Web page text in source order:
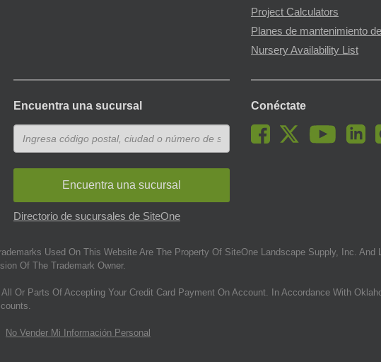
Project Calculators
Planes de mantenimiento
Nursery Availability List
Encuentra una sucursal
Encuentra una sucursal
Directorio de sucursales de SiteOne
Conéctate
Used On This Website Are The Property Of SiteOne Landscape Supply, Inc.
Of The Trademark Owner.
Or Parts Of Accepting Your Credit Card Payment On Account. In Accordance With
No Vender Mi Información Personal